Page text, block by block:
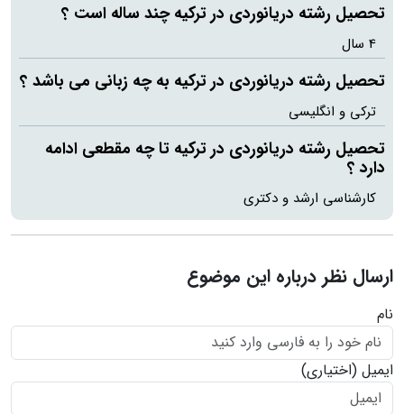
تحصیل رشته دریانوردی در ترکیه چند ساله است ؟
4 سال
تحصیل رشته دریانوردی در ترکیه به چه زبانی می باشد ؟
ترکی و انگلیسی
تحصیل رشته دریانوردی در ترکیه تا چه مقطعی ادامه
دارد ؟
کارشناسی ارشد و دکتری
ارسال نظر درباره این موضوع
نام
ایمیل (اختیاری)